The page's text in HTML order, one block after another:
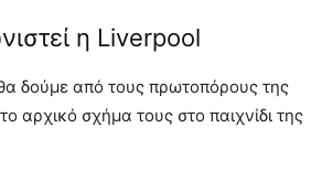
η Liverpool
δούμε από τους πρωτοπόρους της
αρχικό σχήμα τους στο παιχνίδι της